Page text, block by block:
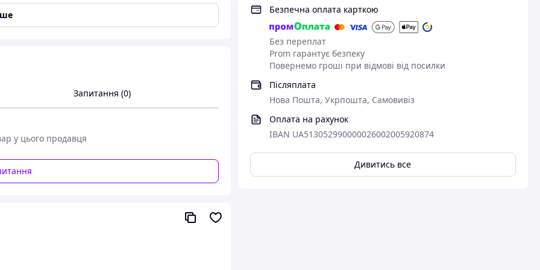
Безпечна оплата карткою
Без переплат
Prom гарантує безпеку
Повернемо гроші при відмові від посилки
Післяплата
Нова Пошта, Укрпошта, Самовивіз
Оплата на рахунок
IBAN UA513052990000026002005920874
Дивитись все
Запитання (0)
у цього продавця